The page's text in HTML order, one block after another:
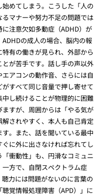
めてしまう。こうした「人の
マナーや努力不足の問題では
注意欠如多動症（ADHD）が
の成人の場合、脳内の報
有の働きが見られ、外部から
が苦手です。話し手の声以外
アコンの動作音、さらには自
すべて同じ音量で押し寄せて
し続けることが物理的に困難
すが、周囲からは「やる気が
されやすく、本人も自己肯定
。また、話を聞いている最中
に外に出さなければ忘れてし
衝動性」も、円滑なコミュニ
方で、自閉スペクトラム症
聴力には問題がないのに言葉の
覚情報処理障害（APD）」に